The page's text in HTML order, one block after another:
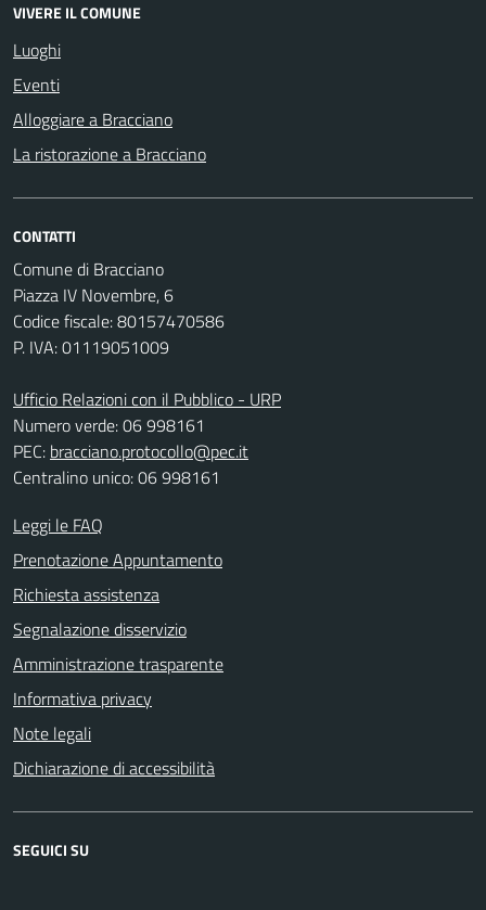
VIVERE IL COMUNE
Luoghi
Eventi
Alloggiare a Bracciano
La ristorazione a Bracciano
CONTATTI
Comune di Bracciano
Piazza IV Novembre, 6
Codice fiscale: 80157470586
P. IVA: 01119051009
Ufficio Relazioni con il Pubblico - URP
Numero verde: 06 998161
PEC: bracciano.protocollo@pec.it
Centralino unico: 06 998161
Leggi le FAQ
Prenotazione Appuntamento
Richiesta assistenza
Segnalazione disservizio
Amministrazione trasparente
Informativa privacy
Note legali
Dichiarazione di accessibilità
SEGUICI SU